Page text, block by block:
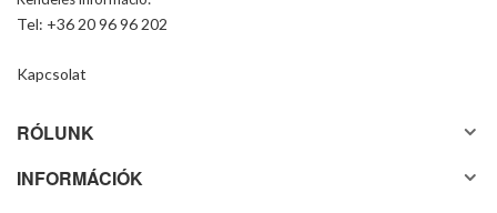
Tel: +36 20 96 96 202
Kapcsolat
RÓLUNK
INFORMÁCIÓK